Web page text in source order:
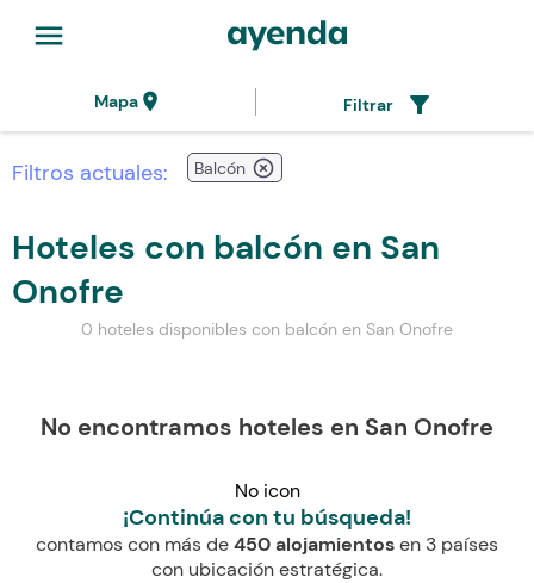
menu
Mapalocation_on Filtrar filter_alt
Filtros actuales: Balcón highlight_off
Hoteles con balcón en San
Onofre
0 hoteles disponibles con balcón en San Onofre
No encontramos hoteles en San Onofre
No icon
¡Continúa con tu búsqueda!
contamos con más de450 alojamientosen 3 países
con ubicación estratégica.